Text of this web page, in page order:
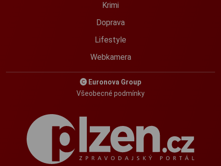
Krimi
Doprava
Lifestyle
Webkamera
Euronova Group
Všeobecné podmínky